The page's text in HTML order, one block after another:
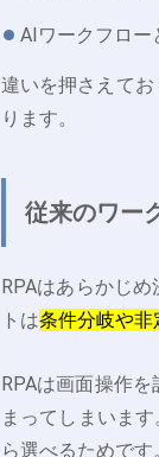
AIワークフロー
違いを押さえて
ります。
従来のワー
RPAはあらかじ
トは条件分岐や
RPAは画面操作
まってしまいま
ら選べるためです